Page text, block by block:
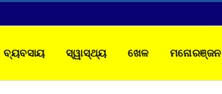
ବ୍ୟବସାୟ ସ୍ୱାସ୍ଥ୍ୟ ଖେଳ ମନୋରଞ୍ଜନ